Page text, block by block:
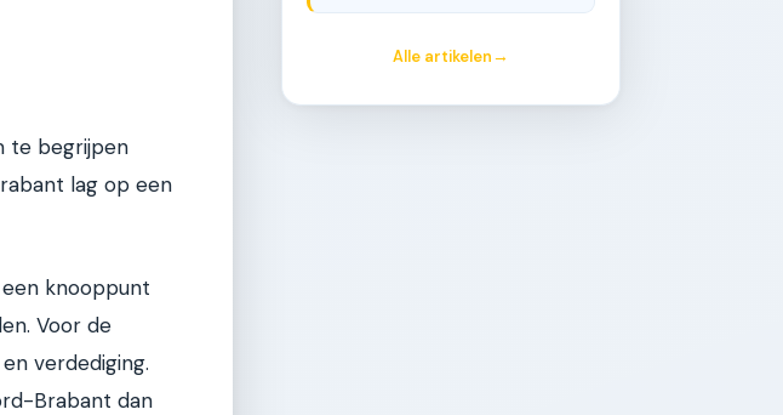
te begrijpen
lag op een
een knooppunt
Voor de
verdediging.
Brabant dan
Alle artikelen